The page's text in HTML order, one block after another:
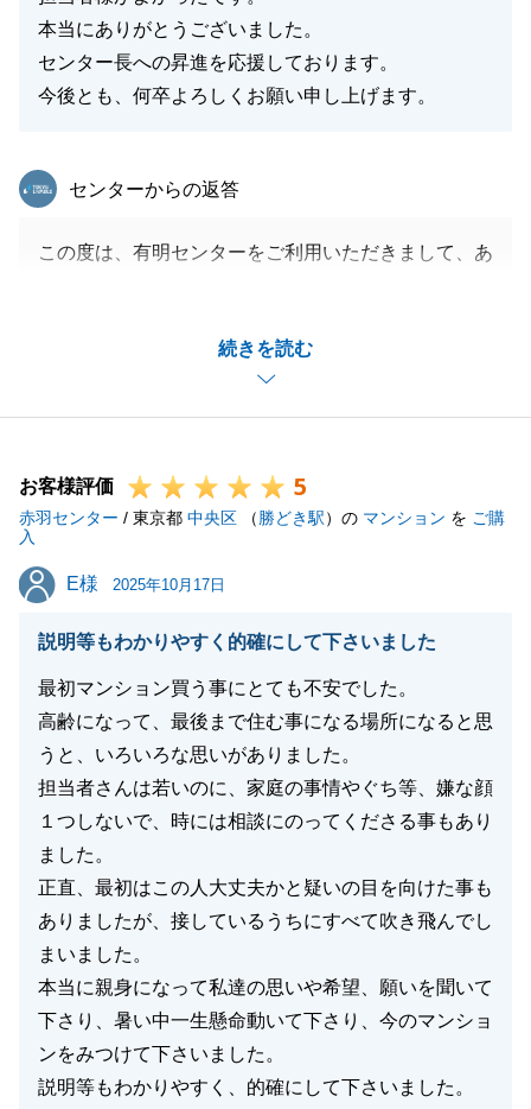
閉じる
本当にありがとうございました。
センター長への昇進を応援しております。
今後とも、何卒よろしくお願い申し上げます。
続きを読む
東急リバブル
センターからの返答
この度は、有明センターをご利用いただきまして、あ
大変光栄に思います。
温かいお言葉もありがとうございます。
人としても大きく成長し、センター長に昇進できるよ
今後ともよろしくお願いいたします。
お客様評価 5
赤羽センター / 東京都 中央区 （ 勝どき駅）の マンション を ご購
入
E様
E様 2025年10月17日
説明等もわかりやすく的確にして下さいました
最初マンション買う事にとても不安でした。
高齢になって、最後まで住む事になる場所になると思
うと、いろいろな思いがありました。
担当者さんは若いのに、家庭の事情やぐち等、嫌な顔
１つしないで、時には相談にのってくださる事もあり
ました。
正直、最初はこの人大丈夫かと疑いの目を向けた事も
ありましたが、接しているうちにすべて吹き飛んでし
まいました。
本当に親身になって私達の思いや希望、願いを聞いて
下さり、暑い中一生懸命動いて下さり、今のマンショ
ンをみつけて下さいました。
説明等もわかりやすく、的確にして下さいました。